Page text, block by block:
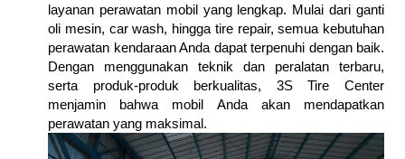
layanan perawatan mobil yang lengkap. Mulai dari ganti
oli mesin, car wash, hingga tire repair, semua kebutuhan
perawatan kendaraan Anda dapat terpenuhi dengan baik.
Dengan menggunakan teknik dan peralatan terbaru,
serta produk-produk berkualitas, 3S Tire Center
menjamin bahwa mobil Anda akan mendapatkan
perawatan yang maksimal.